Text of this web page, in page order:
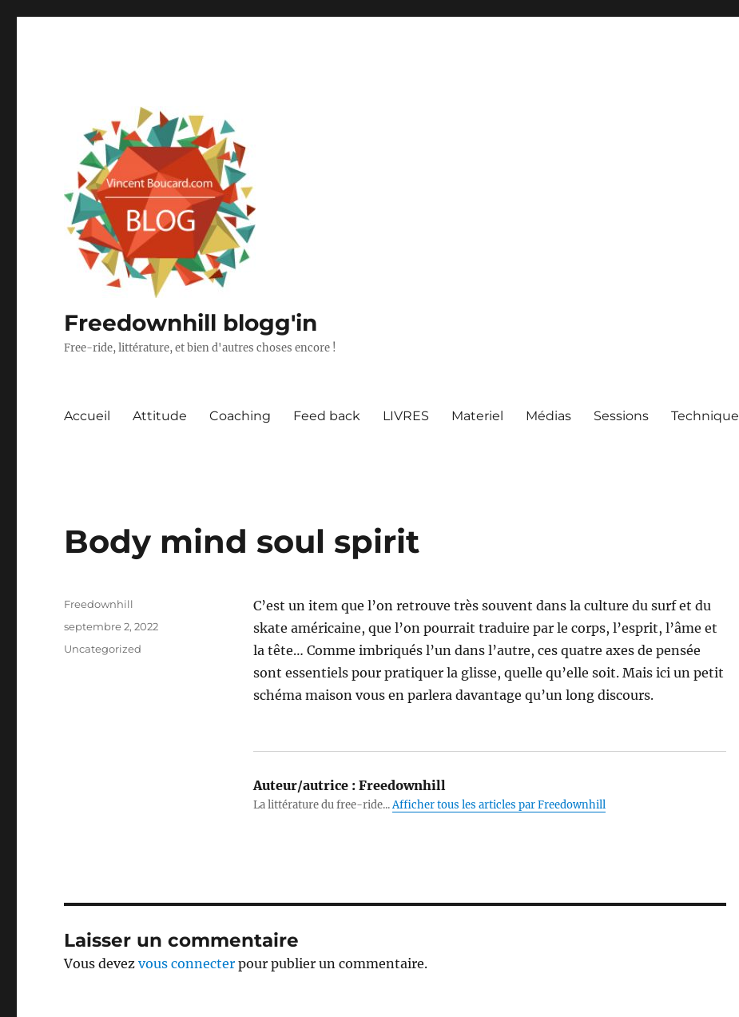
Freedownhill blogg'in
Free-ride, littérature, et bien d'autres choses encore !
Accueil Attitude Coaching Feed back LIVRES Materiel Médias Sessions Technique
Body mind soul spirit
C’est un item que l’on retrouve très souvent dans la culture du surf et du
skate américaine, que l’on pourrait traduire par le corps, l’esprit, l’âme et
la tête… Comme imbriqués l’un dans l’autre, ces quatre axes de pensée
sont essentiels pour pratiquer la glisse, quelle qu’elle soit. Mais ici un petit
schéma maison vous en parlera davantage qu’un long discours.
Auteur/autrice :Freedownhill
La littérature du free-ride...Afficher tous les articles par Freedownhill
Auteur
Freedownhill
Publié
septembre 2, 2022
Catégories
Uncategorized
Laisser un commentaire
Vous devezvous connecter pour publier un commentaire.